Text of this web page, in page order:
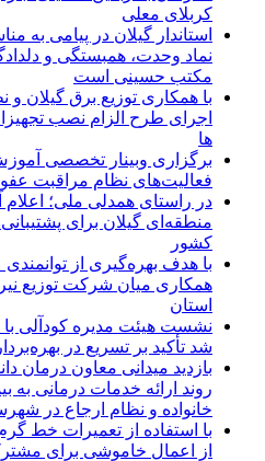
کربلای معلی
استاندار گیلان در پیامی به
نماد وحدت، همبستگی و
مکتب حسینی است
با همکاری توزیع برق گیلان و
اجرای طرح الزام نصب
ها
برگزاری وبینار تخصصی آموزش
فعالیت‌های نظام مراقبت
در راستای همدلی ملی؛
منطقه‌ای گیلان برای
كشور
با هدف بهره‌گیری از
همكاری میان شركت توزیع
استان
نشست هیئت مدیره کودآلی
شد تأکید بر تسریع در
بازدید میدانی معاون درمان
روند ارائه خدمات درمانی به
خانواده و نظام ارجاع در
از اعمال خاموشی برای